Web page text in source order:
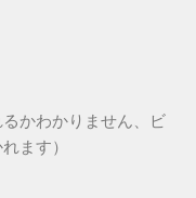
かわかりません、ビ
ます）